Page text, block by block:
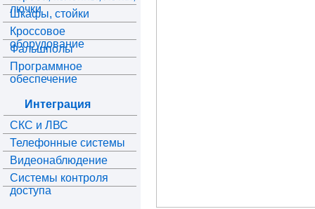
лючки
Шкафы, стойки
Кроссовое
оборудование
Фальшполы
Программное
обеспечение
Интеграция
СКС и ЛВС
Телефонные системы
Видеонаблюдение
Системы контроля
доступа